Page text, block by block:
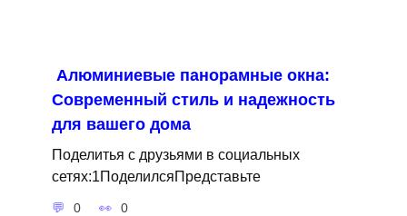
Алюминиевые панорамные окна:
Современный стиль и надежность
для вашего дома
Поделитья с друзьями в социальных
сетях:1ПоделилсяПредставьте
0 0